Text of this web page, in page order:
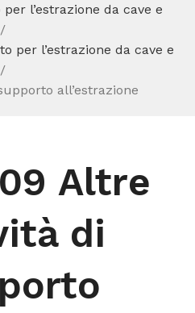
l’estrazione da cave e
per l’estrazione da cave e
all’estrazione
Altre
di